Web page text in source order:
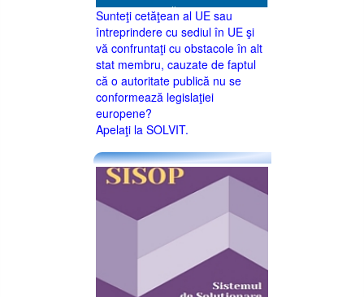
Sunteţi cetăţean al UE sau
întreprindere cu sediul în UE şi
vă confruntaţi cu obstacole în alt
stat membru, cauzate de faptul
că o autoritate publică nu se
conformează legislaţiei
europene?
Apelaţi la SOLVIT.